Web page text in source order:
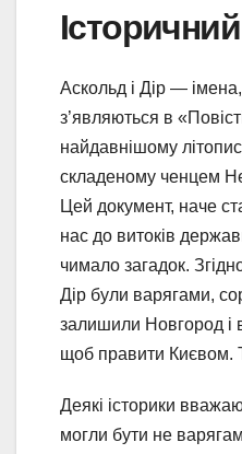
Аскольд і Дір —
з’являються в
найдавнішому
складеному ченцем
Цей документ, наче
нас до витоків
чимало загадок.
Дір були варягами,
залишили Новгород і
щоб правити Києвом.
Деякі історики
могли бути не